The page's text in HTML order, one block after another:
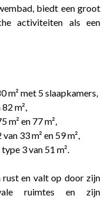
biedt een groot
activiteiten als een
m² met 5 slaapkamers,
m²,
m² en 77 m²,
33 m² en 59 m²,
3 van 51 m².
rust en valt op door zijn
ruimtes en zijn